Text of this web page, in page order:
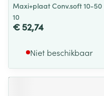
Maxi+plaat Conv.soft 10-50
10
€ 52,74
Niet beschikbaar